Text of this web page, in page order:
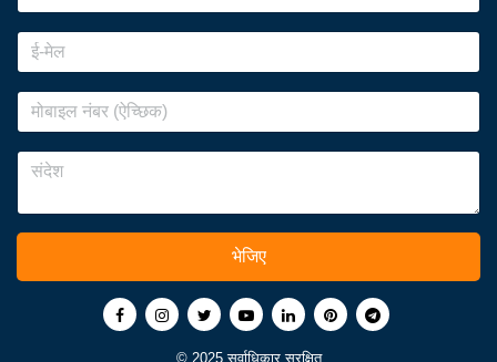
भेजिए
© 2025 सर्वाधिकार सुरक्षित